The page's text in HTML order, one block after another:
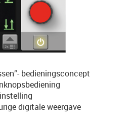
bedieningsconcept
digitale weergave